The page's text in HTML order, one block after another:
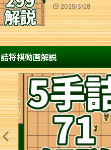
2025/3/28
詰将棋動画解説